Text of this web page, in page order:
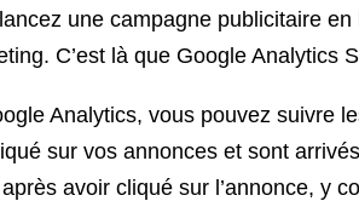
une campagne publicitaire
C’est là que Google Analytics
Analytics, vous pouvez suivre
sur vos annonces et sont
avoir cliqué sur l’annonce, y